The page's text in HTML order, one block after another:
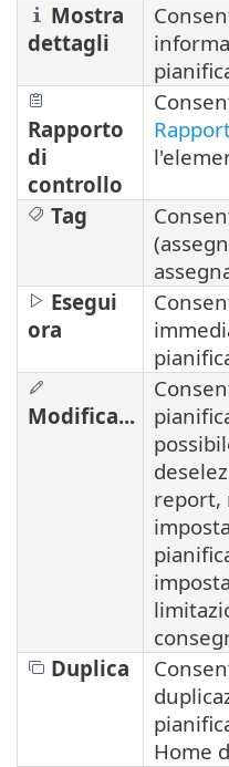
Mostra
dettagli
Rapporto
di
controllo
Tag
Esegui
ora
Modifica...
report,
Duplica
Home